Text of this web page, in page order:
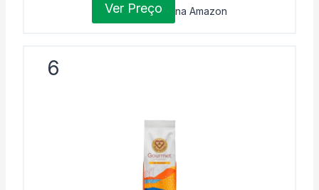
Ver Preço na Amazon
6